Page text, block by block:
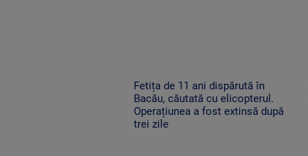
Fetița de 11 ani dispărută în
Bacău, căutată cu elicopterul.
Operațiunea a fost extinsă după
trei zile